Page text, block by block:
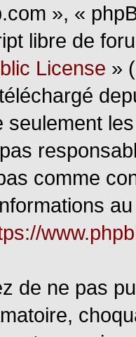
», «
libre de
License »
seulement
comme
de ne pas